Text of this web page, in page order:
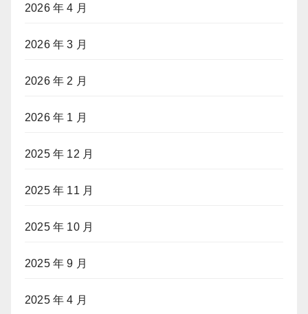
2026 年 4 月
2026 年 3 月
2026 年 2 月
2026 年 1 月
2025 年 12 月
2025 年 11 月
2025 年 10 月
2025 年 9 月
2025 年 4 月